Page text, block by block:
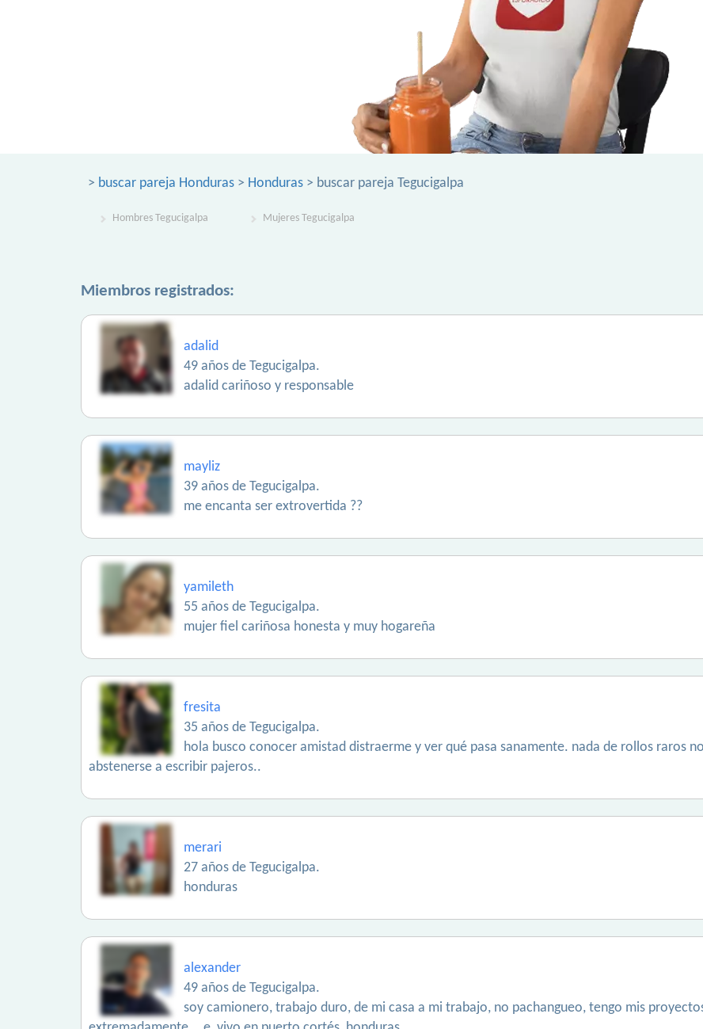
> buscar pareja Honduras > Honduras > buscar pareja Tegucigalpa
Hombres Tegucigalpa Mujeres Tegucigalpa
Miembros registrados:
adalid
49 años de Tegucigalpa.
adalid cariñoso y responsable
mayliz
39 años de Tegucigalpa.
me encanta ser extrovertida ??
yamileth
55 años de Tegucigalpa.
mujer fiel cariñosa honesta y muy hogareña
fresita
35 años de Tegucigalpa.
hola busco conocer amistad distraerme y ver qué pasa sanamente. nada de rollos raros
abstenerse a escribir pajeros..
merari
27 años de Tegucigalpa.
honduras
alexander
49 años de Tegucigalpa.
soy camionero, trabajo duro, de mi casa a mi trabajo, no pachangueo, tengo mis